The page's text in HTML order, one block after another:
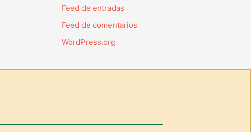
Feed de entradas
Feed de comentarios
WordPress.org